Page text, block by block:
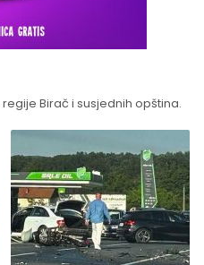
Birač i susjednih opština.